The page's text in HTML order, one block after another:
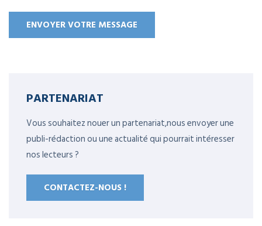
PARTENARIAT
Vous souhaitez nouer un partenariat,nous envoyer une
publi-rédaction ou une actualité qui pourrait intéresser
nos lecteurs ?
CONTACTEZ-NOUS !